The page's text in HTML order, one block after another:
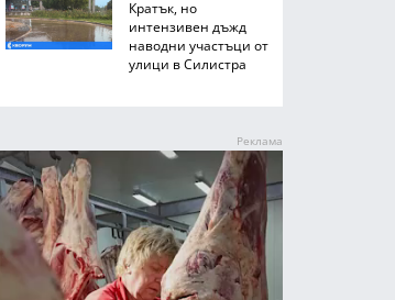
Кратък, но
интензивен дъжд
наводни участъци от
улици в Силистра